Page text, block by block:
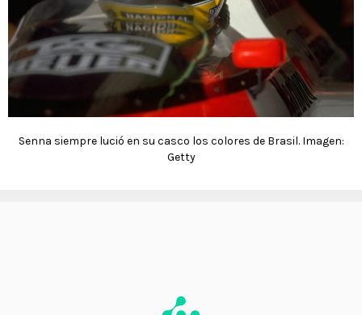
Senna siempre lució en su casco los colores de Brasil. Imagen:
Getty